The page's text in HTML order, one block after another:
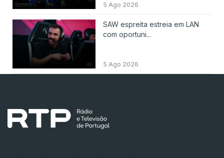
5 Ago 2026
SAW espreita estreia em LAN
com oportuni...
5 Ago 2026